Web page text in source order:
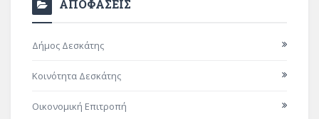
ΑΠΟΦΑΣΕΙΣ
Δήμος Δεσκάτης
Κοινότητα Δεσκάτης
Οικονομική Επιτροπή